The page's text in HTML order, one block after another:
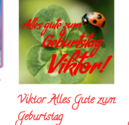
Viktor Alles Gute zum
Geburtstag